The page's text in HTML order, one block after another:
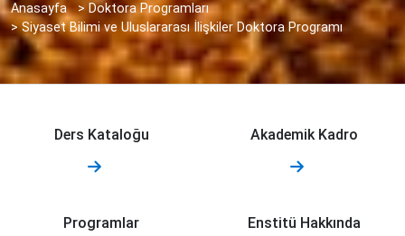
Anasayfa >Doktora Programları
>Siyaset Bilimi ve Uluslararası İlişkiler Doktora Programı
Ders Kataloğu Akademik Kadro
Programlar Enstitü Hakkında